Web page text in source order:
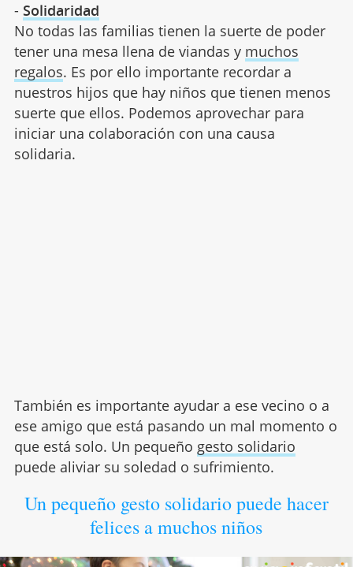
- Solidaridad
No todas las familias tienen la suerte de poder
tener una mesa llena de viandas y muchos
regalos. Es por ello importante recordar a
nuestros hijos que hay niños que tienen menos
suerte que ellos. Podemos aprovechar para
iniciar una colaboración con una causa
solidaria.
También es importante ayudar a ese vecino o a
ese amigo que está pasando un mal momento o
que está solo. Un pequeño gesto solidario
puede aliviar su soledad o sufrimiento.
Un pequeño gesto solidario puede hacer
felices a muchos niños